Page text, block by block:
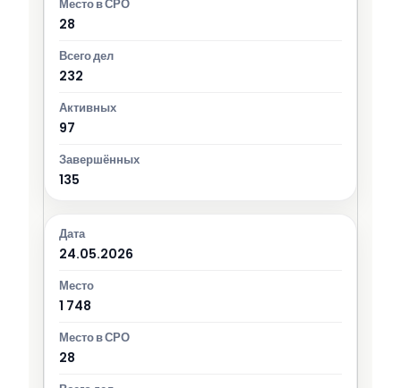
28
232
97
135
24.05.2026
1 748
28